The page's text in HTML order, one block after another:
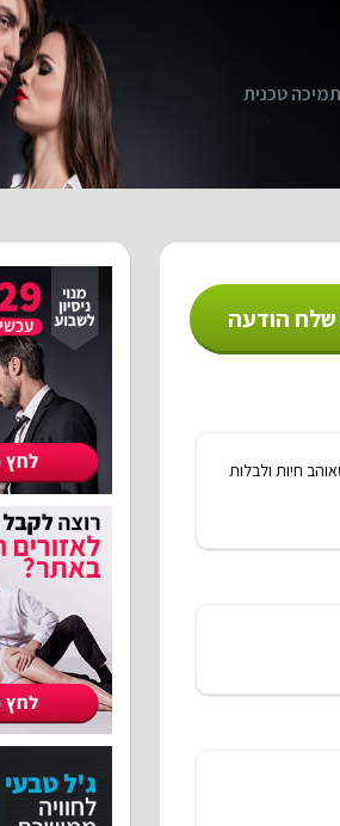
תמיכה טכנית
שלח הודעה
גבר משכיל שאוהב חיות ולבלות